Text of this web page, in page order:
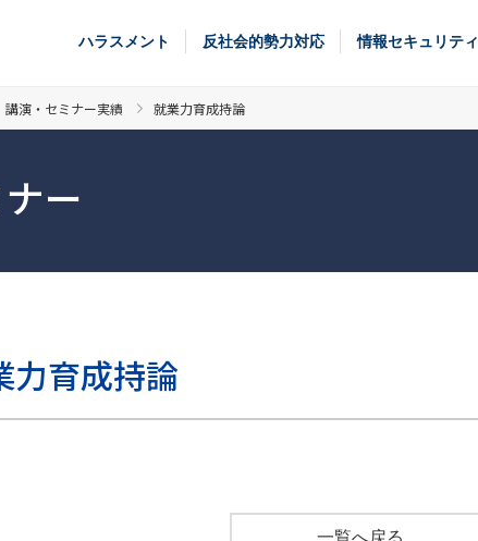
ハラスメント 反社会的勢力対応 情報セキュリティ
講演・セミナー実績 就業力育成持論
ー
力育成持論
一覧へ戻る